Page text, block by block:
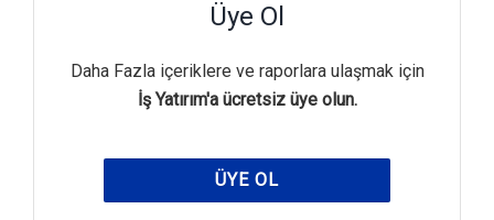
Üye Ol
Daha Fazla içeriklere ve raporlara ulaşmak için
İş Yatırım'a ücretsiz üye olun.
ÜYE OL